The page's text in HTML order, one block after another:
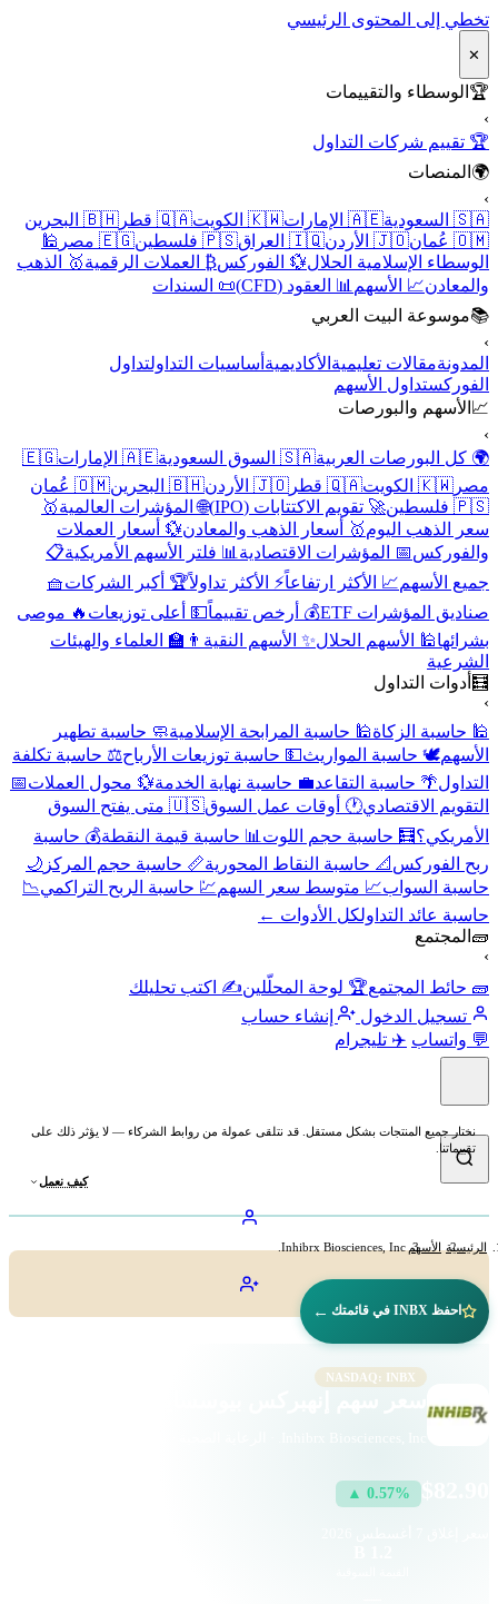
تخطي إلى المحتوى الرئيسي
✕
🏆الوسطاء والتقييمات
🏆 تقييم شركات التداول
🌍المنصات
🇸🇦 السعودية
🇦🇪 الإمارات 🇰🇼 الكويت 🇶🇦 قطر
🇧🇭 البحرين
🇴🇲 عُمان
🇯🇴 الأردن 🇮🇶 العراق 🇵🇸 فلسطين 🇪🇬 مصر
🕌
الوسطاء الإسلامية الحلال 💱 الفوركس ₿ العملات الرقمية🥇 الذهب
والمعادن📈 الأسهم📊 العقود (CFD)
📜 السندات
📚موسوعة البيت العربي
المدونةمقالات تعليميةالأكاديميةأساسيات التداولتداول
الفوركستداول الأسهم
📈الأسهم والبورصات
🌍 كل البورصات العربية🇸🇦 السوق السعودية 🇦🇪 الإمارات
🇪🇬
مصر 🇰🇼 الكويت 🇶🇦 قطر 🇯🇴 الأردن 🇧🇭 البحرين
🇴🇲 عُمان
🇵🇸 فلسطين
🚀 تقويم الاكتتابات (IPO) 🌐 المؤشرات العالمية🥇
سعر الذهب اليوم🥇 أسعار الذهب والمعادن💱 أسعار العملات
والفوركس 📅 المؤشرات الاقتصادية📊 فلتر الأسهم الأمريكية📋
جميع الأسهم📈 الأكثر ارتفاعاً⚡ الأكثر تداولاً🏆 أكبر الشركات🧺
صناديق المؤشرات ETF
💰 أرخص تقييماً💵 أعلى توزيعات🔥 موصى
بشرائها🕌 الأسهم الحلال ✨ الأسهم النقية👨‍🏫 العلماء والهيئات
الشرعية
🧮أدوات التداول
🕌 حاسبة الزكاة🕌 حاسبة المرابحة الإسلامية🧼 حاسبة تطهير
الأسهم🕊️ حاسبة المواريث💵 حاسبة توزيعات الأرباح⚖️ حاسبة تكلفة
التداول 🌴 حاسبة التقاعد💼 حاسبة نهاية الخدمة💱 محول العملات📅
التقويم الاقتصادي🕐 أوقات عمل السوق
🇺🇸 متى يفتح السوق
الأمريكي؟🧮 حاسبة حجم اللوت📊 حاسبة قيمة النقطة💰 حاسبة
ربح الفوركس 📐 حاسبة النقاط المحورية📏 حاسبة حجم المركز 🌙
حاسبة السواب📈 متوسط سعر السهم💹 حاسبة الربح التراكمي 📉
حاسبة عائد التداولكل الأدوات ←
🧱المجتمع
🧱 حائط المجتمع🏆 لوحة المحلّلين✍️ اكتب تحليلك
تسجيل الدخول
إنشاء حساب
💬 واتساب ✈️ تليجرام
نختار جميع المنتجات بشكل مستقل. قد نتلقى عمولة من روابط الشركاء — لا يؤثر ذلك على
تقييماتنا.
كيف نعمل
الرئيسية الأسهم Inhibrx Biosciences, Inc.
احفظ INBX في قائمتك ←
NASDAQ: INBX
سعر سهم إنهبركس بيوسساينسز (INBX)
▲ 0.57%